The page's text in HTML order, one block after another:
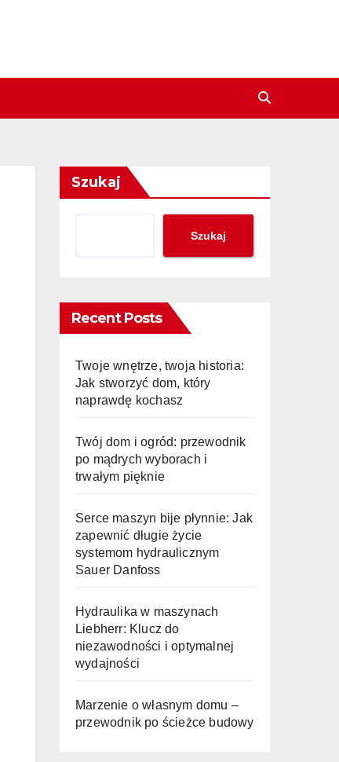
Szukaj
Szukaj
Recent Posts
Twoje wnętrze, twoja historia:
Jak stworzyć dom, który
naprawdę kochasz
Twój dom i ogród: przewodnik
po mądrych wyborach i
trwałym pięknie
Serce maszyn bije płynnie: Jak
zapewnić długie życie
systemom hydraulicznym
Sauer Danfoss
Hydraulika w maszynach
Liebherr: Klucz do
niezawodności i optymalnej
wydajności
Marzenie o własnym domu –
przewodnik po ścieżce budowy